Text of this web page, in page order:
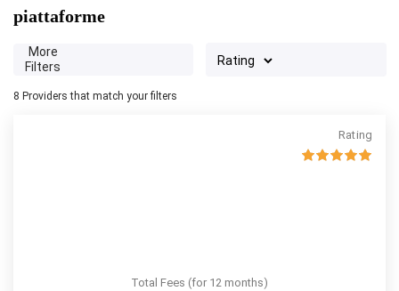
piattaforme
More
Filters
8 Providers that match your filters
Rating
Total Fees (for 12 months)